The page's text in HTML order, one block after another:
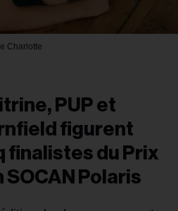
Charlotte
PUP et
figurent
finalistes du Prix
SOCAN Polaris